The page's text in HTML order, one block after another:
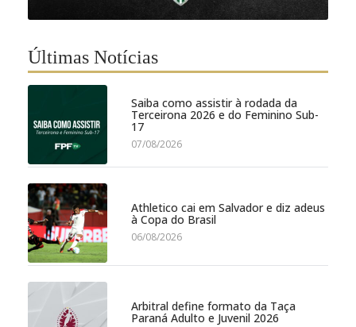
Últimas Notícias
Saiba como assistir à rodada da
Terceirona 2026 e do Feminino Sub-
17
07/08/2026
Athletico cai em Salvador e diz adeus
à Copa do Brasil
06/08/2026
Arbitral define formato da Taça
Paraná Adulto e Juvenil 2026